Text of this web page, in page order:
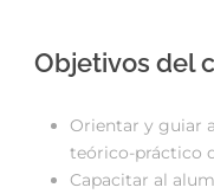
Objetivos del
Orientar y guiar
teórico-práctico
Capacitar al